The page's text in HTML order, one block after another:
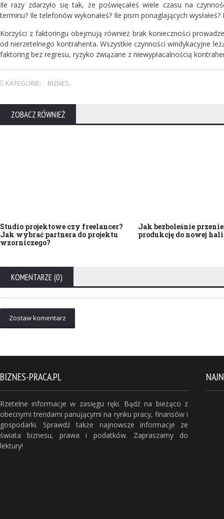
Ile razy zdarzyło się tak, że poświęcałeś wiele czasu na
terminu? Ile telefonów wykonałeś? Ile pism ponaglających
Korzyści z faktoringu obejmują również brak konieczności
od nierzetelnego kontrahenta. Wszystkie czynności windykacyjne
faktoring bez regresu, ryzyko związane z niewypłacalnością
KATEGORIE: BIZNES,
ZOBACZ RÓWNIEŻ
Studio projektowe czy freelancer?
Jak wybrać partnera do projektu
wzorniczego?
Jak bezboleśnie
produkcję do nowej
KOMENTARZE (0)
Zostaw komentarz
BIZNES-PRACA.PL
Rzetelne informacje w zasięgu ręki. Bądź na bieżąco z
obecnymi trendami panującymi na rynku pracy, finansów i
gospodarki. Sprawdź także najnowsze informacje ze
świata biznesu, prawa i podatków. Zapraszamy do
lektury!